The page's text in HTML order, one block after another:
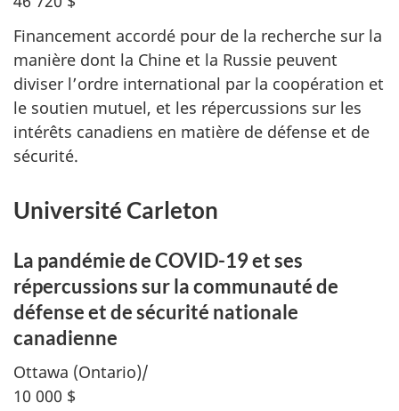
Financement accordé pour de la recherche sur la
manière dont la Chine et la Russie peuvent
diviser l’ordre international par la coopération et
le soutien mutuel, et les répercussions sur les
intérêts canadiens en matière de défense et de
sécurité.
Université Carleton
La pandémie de COVID-19 et ses
répercussions sur la communauté de
défense et de sécurité nationale
canadienne
Ottawa (Ontario)/
10 000 $